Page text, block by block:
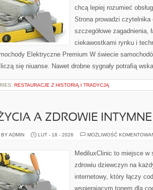
chcą lepiej rozumieć
Strona prowadzi czytelnika
szczegółowe zagadnienia,
ciekawostkami rynku i
Elektryczne Premium W świecie
liczą się niuanse. Nawet drobne sygnały potrafią
RESTAURACJE Z HISTORIĄ I TRADYCJĄ
A ZDROWIE INTYMNE
ADMIN LUT - 18 - 2026 MOŻLIWOŚĆ
MediluxClinic to miejsce
zdrowiu dziewczyn na
internetowy, który łączy
wspierającym tonem dla